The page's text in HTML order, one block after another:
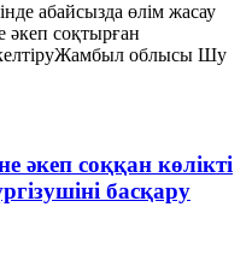
абайсызда өлім жасау
әкеп соқтырған
келтіруЖамбыл облысы Шу
әкеп соққан көлікті
басқару